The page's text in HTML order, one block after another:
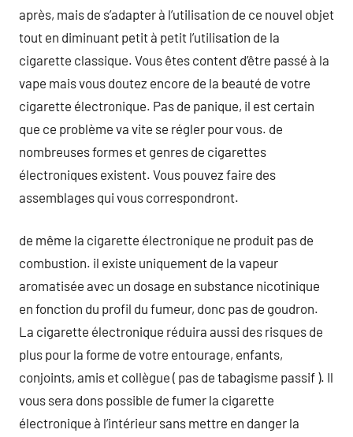
après, mais de s’adapter à l’utilisation de ce nouvel objet
tout en diminuant petit à petit l’utilisation de la
cigarette classique. Vous êtes content d’être passé à la
vape mais vous doutez encore de la beauté de votre
cigarette électronique. Pas de panique, il est certain
que ce problème va vite se régler pour vous. de
nombreuses formes et genres de cigarettes
électroniques existent. Vous pouvez faire des
assemblages qui vous correspondront.
de même la cigarette électronique ne produit pas de
combustion. il existe uniquement de la vapeur
aromatisée avec un dosage en substance nicotinique
en fonction du profil du fumeur, donc pas de goudron.
La cigarette électronique réduira aussi des risques de
plus pour la forme de votre entourage, enfants,
conjoints, amis et collègue ( pas de tabagisme passif ). Il
vous sera dons possible de fumer la cigarette
électronique à l’intérieur sans mettre en danger la